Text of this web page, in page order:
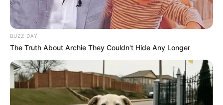
BUZZ DAY
The Truth About Archie They Couldn't Hide Any Longer